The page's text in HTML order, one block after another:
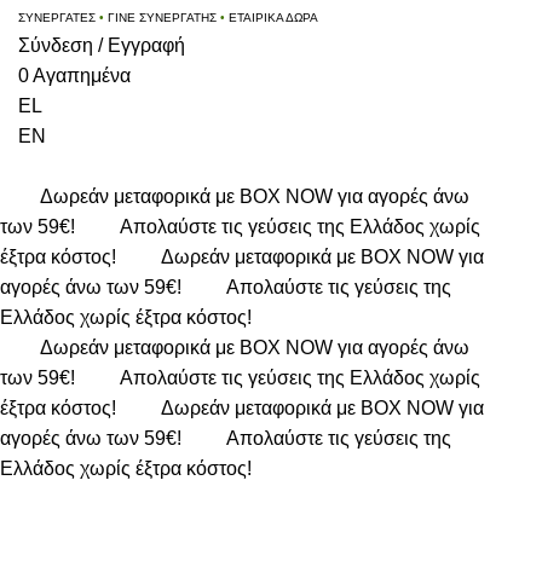
ΣΥΝΕΡΓΑΤΕΣ • ΓΙΝΕ ΣΥΝΕΡΓΑΤΗΣ • ΕΤΑΙΡΙΚΑ ΔΩΡΑ
Σύνδεση / Εγγραφή
0Αγαπημένα
EL
EN
Δωρεάν μεταφορικά με BOX NOW για αγορές άνω
των 59€!
Απολαύστε τις γεύσεις της Ελλάδος χωρίς
έξτρα κόστος!
Δωρεάν μεταφορικά με BOX NOW για
αγορές άνω των 59€!
Απολαύστε τις γεύσεις της
Ελλάδος χωρίς έξτρα κόστος!
Δωρεάν μεταφορικά με BOX NOW για αγορές άνω
των 59€!
Απολαύστε τις γεύσεις της Ελλάδος χωρίς
έξτρα κόστος!
Δωρεάν μεταφορικά με BOX NOW για
αγορές άνω των 59€!
Απολαύστε τις γεύσεις της
Ελλάδος χωρίς έξτρα κόστος!